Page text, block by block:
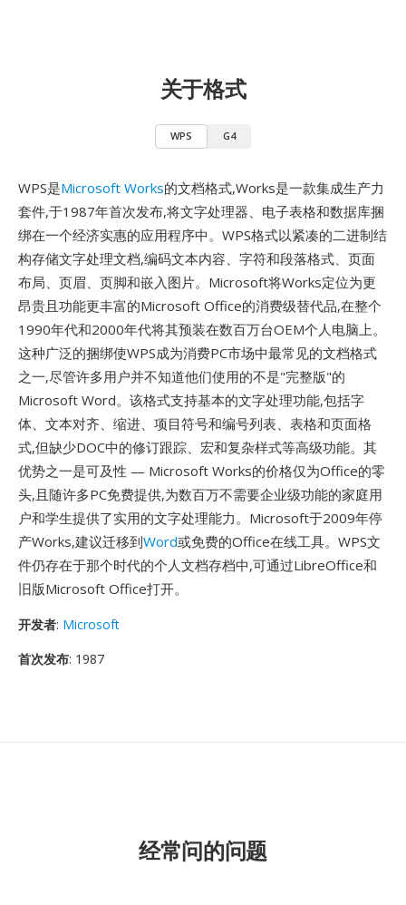
关于格式
WPS G4
WPS是Microsoft Works的文档格式,Works是一款集成生产力
套件,于1987年首次发布,将文字处理器、电子表格和数据库捆
绑在一个经济实惠的应用程序中。WPS格式以紧凑的二进制结
构存储文字处理文档,编码文本内容、字符和段落格式、页面
布局、页眉、页脚和嵌入图片。Microsoft将Works定位为更
昂贵且功能更丰富的Microsoft Office的消费级替代品,在整个
1990年代和2000年代将其预装在数百万台OEM个人电脑上。
这种广泛的捆绑使WPS成为消费PC市场中最常见的文档格式
之一,尽管许多用户并不知道他们使用的不是"完整版"的
Microsoft Word。该格式支持基本的文字处理功能,包括字
体、文本对齐、缩进、项目符号和编号列表、表格和页面格
式,但缺少DOC中的修订跟踪、宏和复杂样式等高级功能。其
优势之一是可及性 — Microsoft Works的价格仅为Office的零
头,且随许多PC免费提供,为数百万不需要企业级功能的家庭用
户和学生提供了实用的文字处理能力。Microsoft于2009年停
产Works,建议迁移到Word或免费的Office在线工具。WPS文
件仍存在于那个时代的个人文档存档中,可通过LibreOffice和
旧版Microsoft Office打开。
开发者: Microsoft
首次发布: 1987
经常问的问题